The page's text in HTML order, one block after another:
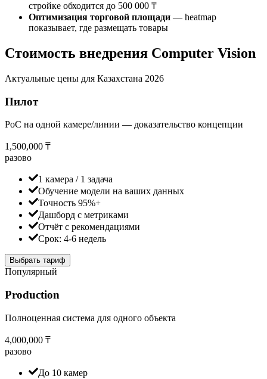
стройке обходится до 500 000 ₸
Оптимизация торговой площади — heatmap
показывает, где размещать товары
Стоимость внедрения Computer Vision
Актуальные цены для Казахстана 2026
Пилот
PoC на одной камере/линии — доказательство концепции
1,500,000 ₸
разово
1 камера / 1 задача
Обучение модели на ваших данных
Точность 95%+
Дашборд с метриками
Отчёт с рекомендациями
Срок: 4-6 недель
Выбрать тариф
Популярный
Production
Полноценная система для одного объекта
4,000,000 ₸
разово
До 10 камер